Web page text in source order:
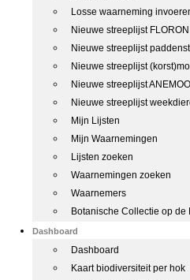
Losse waarneming
Nieuwe streeplijst FLORON
Nieuwe streeplijst
Nieuwe streeplijst
Nieuwe streeplijst
Nieuwe streeplijst
Mijn Lijsten
Mijn Waarnemingen
Lijsten zoeken
Waarnemingen zoeken
Waarnemers
Botanische Collectie op de
Dashboard
Dashboard
Kaart biodiversiteit per hok